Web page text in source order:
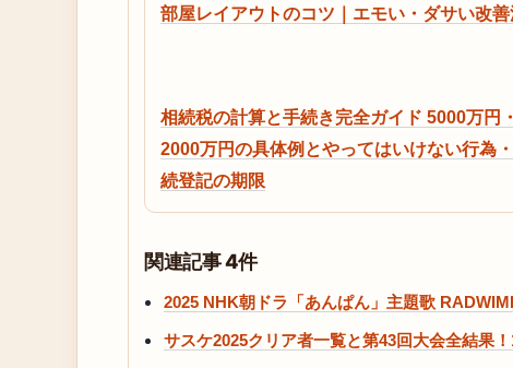
部屋レイアウトのコツ｜エモい・ダサい改善
相続税の計算と手続き完全ガイド 5000万円・
2000万円の具体例とやってはいけない行為
続登記の期限
関連記事 4件
2025 NHK朝ドラ「あんぱん」主題歌
サスケ2025クリア者一覧と第43回大会全結果